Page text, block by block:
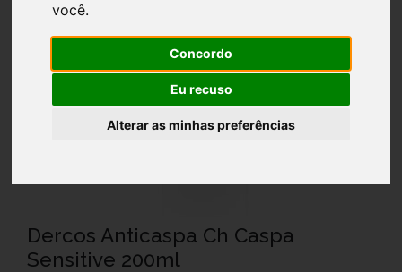
você.
Concordo
Eu recuso
Alterar as minhas preferências
Dercos Anticaspa Ch Caspa
Sensitive 200ml